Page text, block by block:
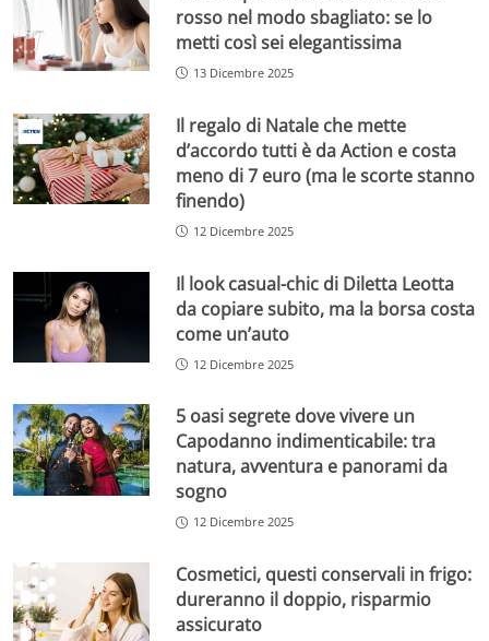
rosso nel modo sbagliato: se lo
metti così sei elegantissima
13 Dicembre 2025
Il regalo di Natale che mette
d’accordo tutti è da Action e costa
meno di 7 euro (ma le scorte stanno
finendo)
12 Dicembre 2025
Il look casual-chic di Diletta Leotta
da copiare subito, ma la borsa costa
come un’auto
12 Dicembre 2025
5 oasi segrete dove vivere un
Capodanno indimenticabile: tra
natura, avventura e panorami da
sogno
12 Dicembre 2025
Cosmetici, questi conservali in frigo:
dureranno il doppio, risparmio
assicurato